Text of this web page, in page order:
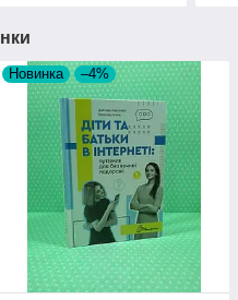
Новинка –4%